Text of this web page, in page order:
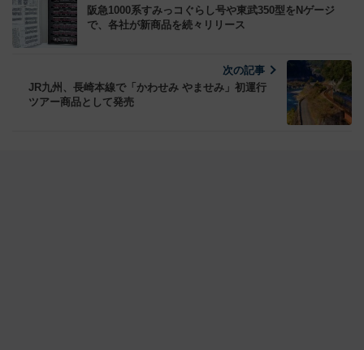
阪急1000系すみっコぐらし号や東武350型をNゲージ
で、各社が新商品を続々リリース
次の記事
JR九州、長崎本線で「かわせみ やませみ」初運行
ツアー商品として発売